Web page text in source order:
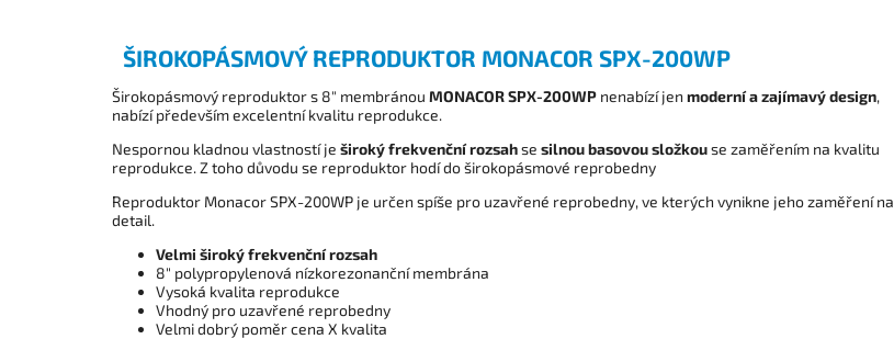
ŠIROKOPÁSMOVÝ REPRODUKTOR MONACOR SPX-200WP
Širokopásmový reproduktor s 8" membránou MONACOR SPX-200WP nenabízí jen moderní a zajímavý design,
nabízí především excelentní kvalitu reprodukce.
Nespornou kladnou vlastností je široký frekvenční rozsahse silnou basovou složkouse zaměřením na kvalitu
reprodukce. Z toho důvodu se reproduktor hodí do širokopásmové reprobedny
Reproduktor Monacor SPX-200WP je určen spíše pro uzavřené reprobedny, ve kterých vynikne jeho zaměření na
detail.
Velmi široký frekvenční rozsah
8" polypropylenová nízkorezonanční membrána
Vysoká kvalita reprodukce
Vhodný pro uzavřené reprobedny
Velmi dobrý poměr cena X kvalita